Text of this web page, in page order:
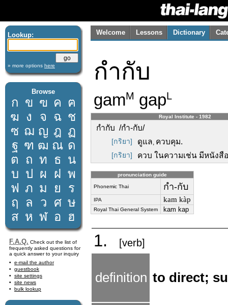
Lookup:
» more options here
Browse
ก ข ฃ ค ฅ
ฆ ง จ ฉ ช
ซ ฌ ญ ฎ ฏ
ฐ ฑ ฒ ณ ด
ต ถ ท ธ น
บ ป ผ ฝ พ
ฟ ภ ม ย
ร
ฤ
ล ว ศ ษ
ส ห ฬ อ ฮ
F.A.Q. Check out the list of
frequently asked questions for
a quick answer to your inquiry
e-mail the author
guestbook
site settings
site news
bulk lookup
Welcome Lessons Dictionary
กำกับ
gamM gapL
Royal Institute - 1982
กำกับ /กำ-กับ/
[กริยา] ดูแล, ควบคุม.
[กริยา] ควบ ในความเช่น มีหนังสื
pronunciation guide
Phonemic Thai กำ-กับ
IPA kam kàp
Royal Thai General System kam kap
1. [verb]
definition to direct;